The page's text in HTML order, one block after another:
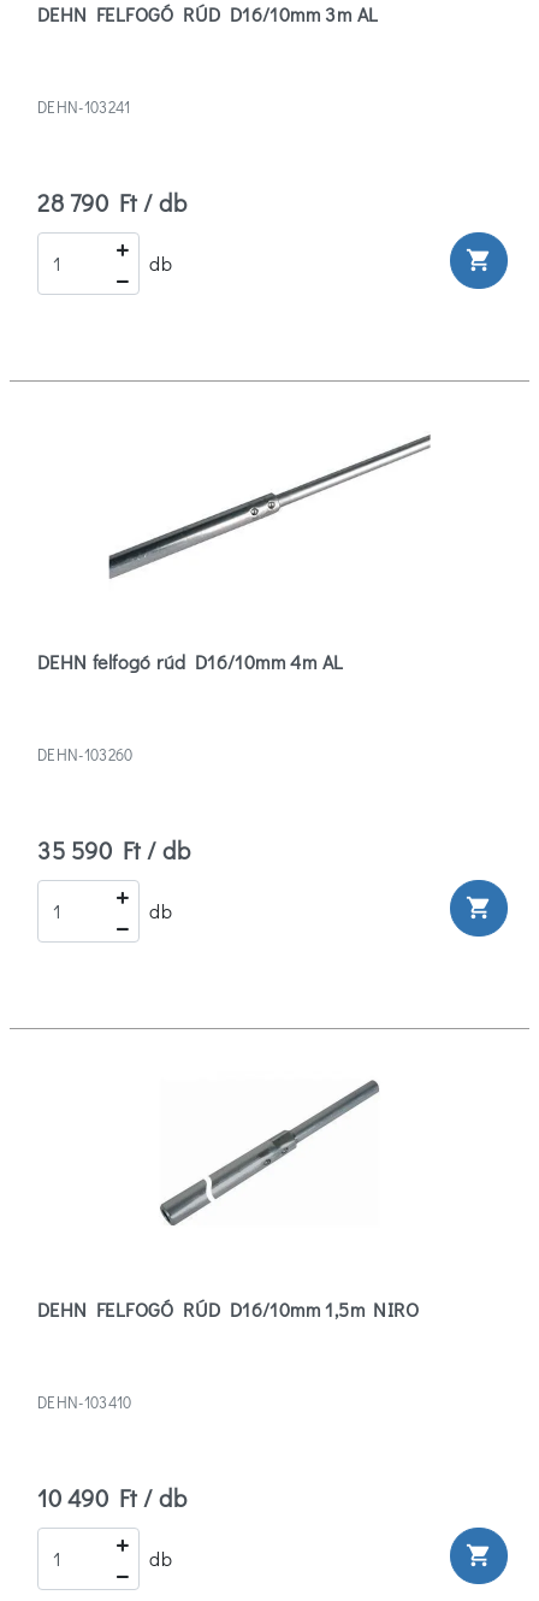
DEHN FELFOGÓ RÚD D16/10mm 3m AL
DEHN-103241
28 790 Ft / db
db shopping_cart
DEHN felfogó rúd D16/10mm 4m AL
DEHN-103260
35 590 Ft / db
db shopping_cart
DEHN FELFOGÓ RÚD D16/10mm 1,5m NIRO
DEHN-103410
10 490 Ft / db
db shopping_cart